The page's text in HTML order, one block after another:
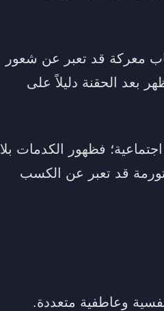
معركة قد تعبر عن شعور
بعد الحقنة دليلاً على
فظهور الكدمات بلا
قد تعبر عن الكسب
وعاطفية متعددة.